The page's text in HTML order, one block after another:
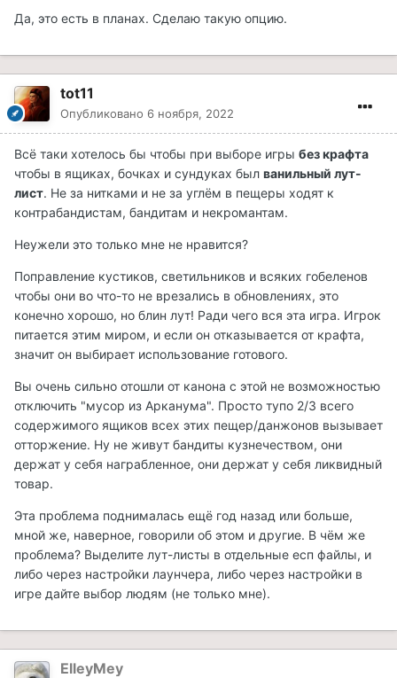
Да, это есть в планах. Сделаю такую опцию.
tot11
Опубликовано 6 ноября, 2022
Всё таки хотелось бы чтобы при выборе игры без крафта
чтобы в ящиках, бочках и сундуках был ванильный лут-
лист. Не за нитками и не за углём в пещеры ходят к
контрабандистам, бандитам и некромантам.
Неужели это только мне не нравится?
Поправление кустиков, светильников и всяких гобеленов
чтобы они во что-то не врезались в обновлениях, это
конечно хорошо, но блин лут! Ради чего вся эта игра. Игрок
питается этим миром, и если он отказывается от крафта,
значит он выбирает использование готового.
Вы очень сильно отошли от канона с этой не возможностью
отключить "мусор из Арканума". Просто тупо 2/3 всего
содержимого ящиков всех этих пещер/данжонов вызывает
отторжение. Ну не живут бандиты кузнечеством, они
держат у себя награбленное, они держат у себя ликвидный
товар.
Эта проблема поднималась ещё год назад или больше,
мной же, наверное, говорили об этом и другие. В чём же
проблема? Выделите лут-листы в отдельные есп файлы, и
либо через настройки лаунчера, либо через настройки в
игре дайте выбор людям (не только мне).
ElleyMey